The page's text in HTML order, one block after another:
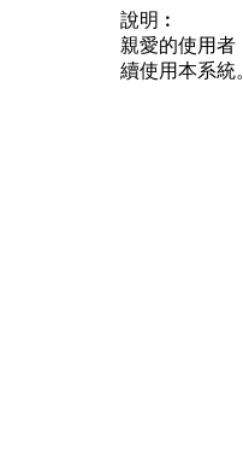
說明︰
親愛的使用者
續使用本系統